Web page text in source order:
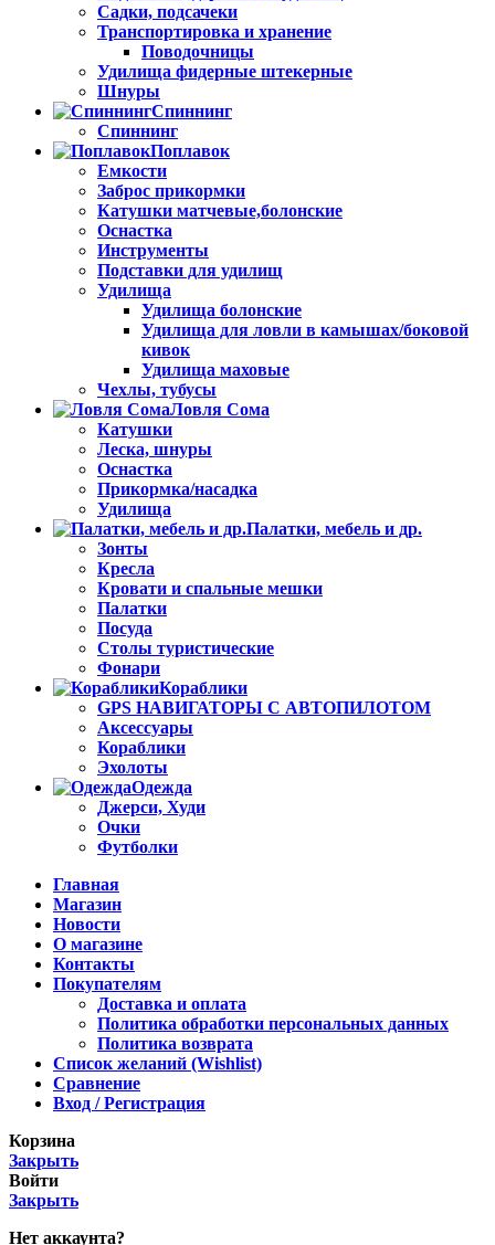
Садки, подсачеки
Транспортировка и хранение
Поводочницы
Удилища фидерные штекерные
Шнуры
Спиннинг
Спиннинг
Поплавок
Емкости
Заброс прикормки
Катушки матчевые,болонские
Оснастка
Инструменты
Подставки для удилищ
Удилища
Удилища болонские
Удилища для ловли в камышах/боковой
кивок
Удилища маховые
Чехлы, тубусы
Ловля Сома
Катушки
Леска, шнуры
Оснастка
Прикормка/насадка
Удилища
Палатки, мебель и др.
Зонты
Кресла
Кровати и спальные мешки
Палатки
Посуда
Столы туристические
Фонари
Кораблики
GPS НАВИГАТОРЫ С АВТОПИЛОТОМ
Аксессуары
Кораблики
Эхолоты
Одежда
Джерси, Худи
Очки
Футболки
Главная
Магазин
Новости
О магазине
Контакты
Покупателям
Доставка и оплата
Политика обработки персональных данных
Политика возврата
Список желаний (Wishlist)
Сравнение
Вход / Регистрация
Корзина
Закрыть
Войти
Закрыть
Нет аккаунта?